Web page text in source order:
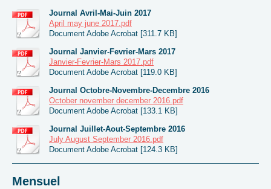
Journal Avril-Mai-Juin 2017
April may june 2017.pdf
Document Adobe Acrobat [311.7 KB]
Journal Janvier-Fevrier-Mars 2017
Janvier-Fevrier-Mars 2017.pdf
Document Adobe Acrobat [119.0 KB]
Journal Octobre-Novembre-Decembre 2016
October november december 2016.pdf
Document Adobe Acrobat [133.1 KB]
Journal Juillet-Aout-Septembre 2016
July August September 2016.pdf
Document Adobe Acrobat [124.3 KB]
Mensuel